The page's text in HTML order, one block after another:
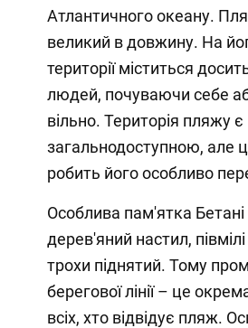
Атлантичного океану.
великий в довжину. На
території міститься
людей, почуваючи себе
вільно. Територія пляжу є
загальнодоступною, але
робить його особливо
Особлива пам'ятка
дерев'яний настил,
трохи піднятий. Тому
берегової лінії – це
всіх, хто відвідує пляж.